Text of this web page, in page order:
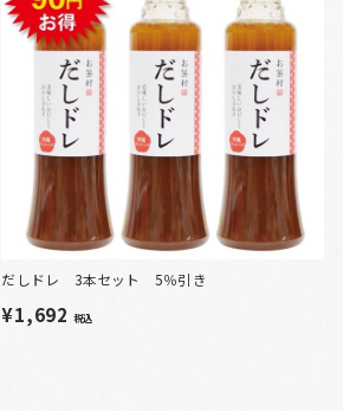
だしドレ 3本セット 5％引き
¥1,692 税込